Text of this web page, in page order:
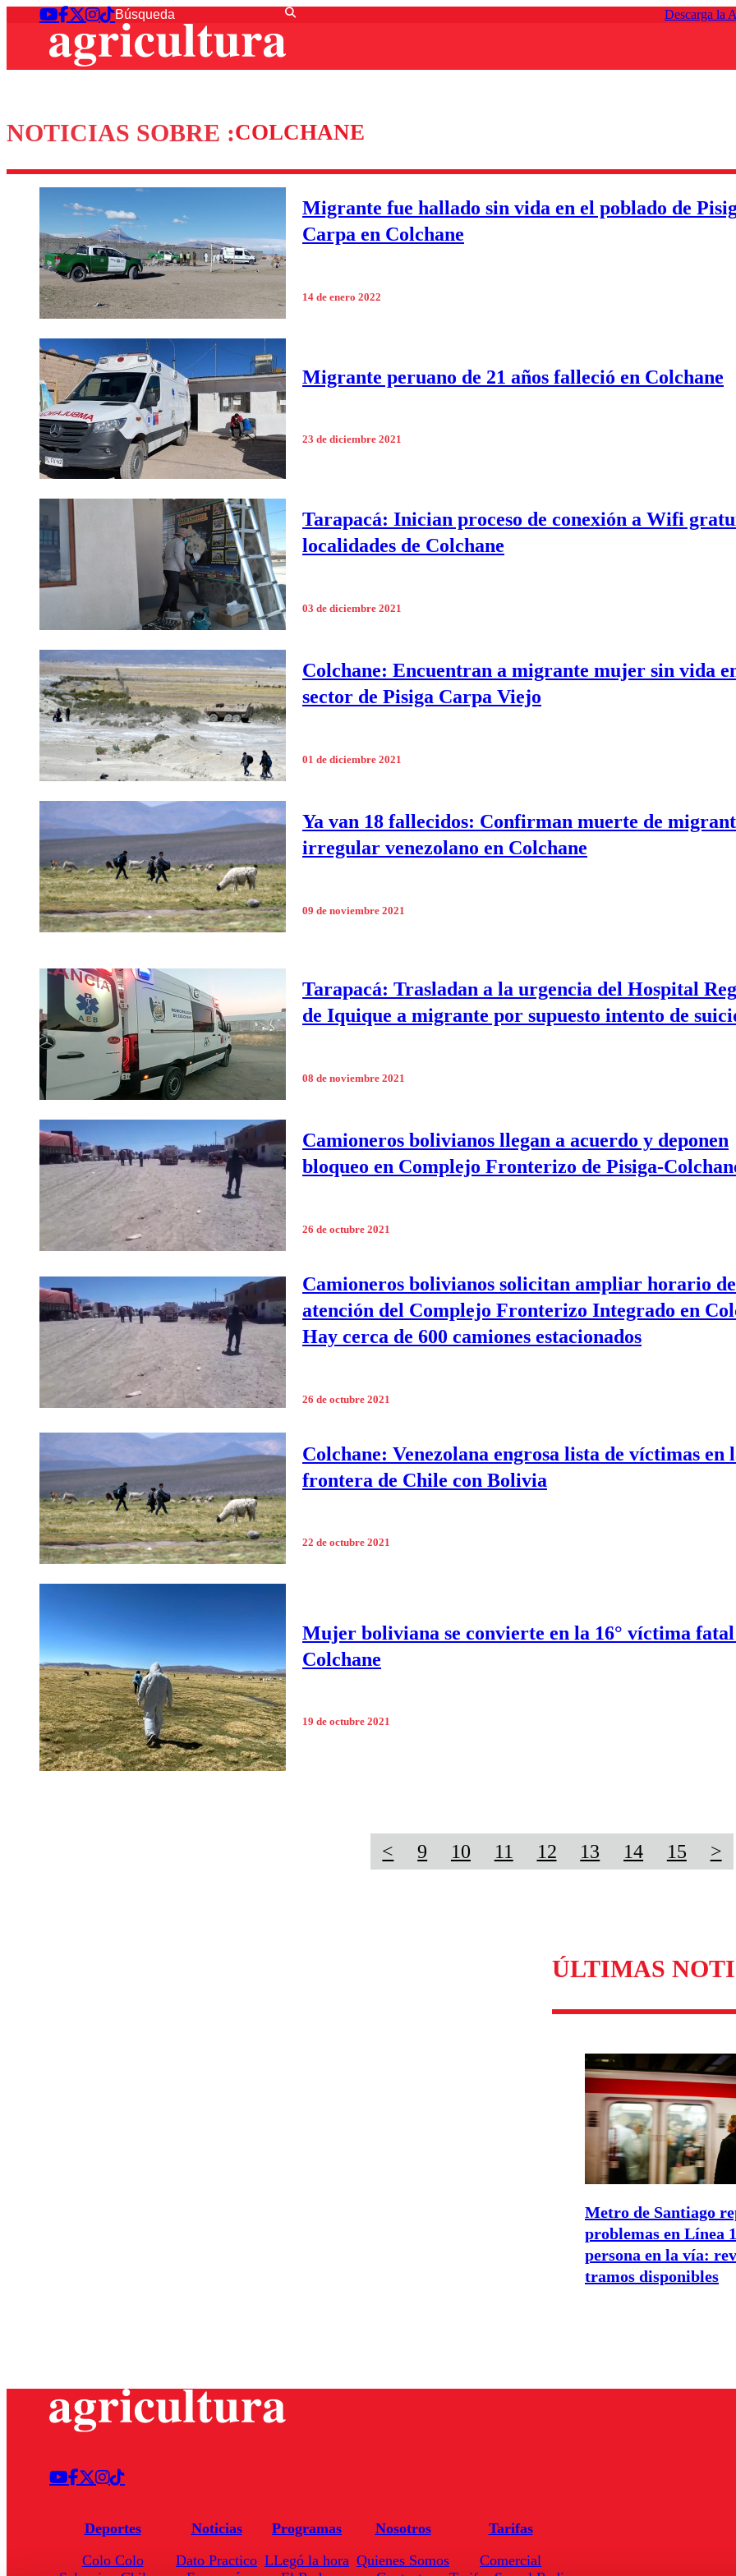
Descarga la
NOTICIAS SOBRE :COLCHANE
Migrante fue hallado sin vida en el poblado de
Carpa en Colchane
14 de enero 2022
Migrante peruano de 21 años falleció en Colchane
23 de diciembre 2021
Tarapacá: Inician proceso de conexión a Wifi
localidades de Colchane
03 de diciembre 2021
Colchane: Encuentran a migrante mujer sin vida
sector de Pisiga Carpa Viejo
01 de diciembre 2021
Ya van 18 fallecidos: Confirman muerte de
irregular venezolano en Colchane
09 de noviembre 2021
Tarapacá: Trasladan a la urgencia del Hospital
de Iquique a migrante por supuesto intento de
08 de noviembre 2021
Camioneros bolivianos llegan a acuerdo y deponen
bloqueo en Complejo Fronterizo de Pisiga-
26 de octubre 2021
Camioneros bolivianos solicitan ampliar horario de
atención del Complejo Fronterizo Integrado en
Hay cerca de 600 camiones estacionados
26 de octubre 2021
Colchane: Venezolana engrosa lista de víctimas en
frontera de Chile con Bolivia
22 de octubre 2021
Mujer boliviana se convierte en la 16° víctima
Colchane
19 de octubre 2021
< 9 10 11 12 13 14 15 >
ÚLTIMAS
Metro de Santiago
problemas en Línea
persona en la vía:
tramos disponibles
Deportes
Colo Colo
Noticias
Dato Practico
Programas
LLegó la hora
Nosotros
Quienes Somos
Tarifas
Comercial